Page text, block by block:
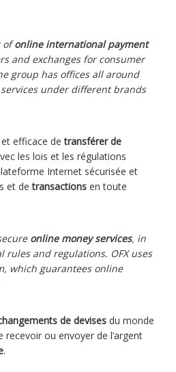
ofonline international payment
and exchanges for consumer
group has offices all around
under different brands
et efficace detransférer de
les lois et les régulations
Internet sécurisée et
et detransactions en toute
online money services, in
rules and regulations. OFX uses
which guarantees online
de devises du monde
ou envoyer de l’argent
.